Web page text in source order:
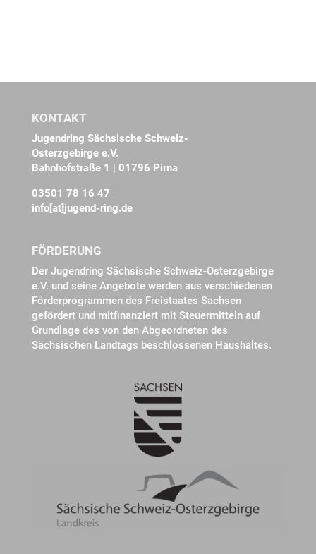
KONTAKT
Jugendring Sächsische Schweiz-
Osterzgebirge e.V.
Bahnhofstraße 1 | 01796 Pirna
03501 78 16 47
info[at]jugend-ring.de
FÖRDERUNG
Der Jugendring Sächsische Schweiz-Osterzgebirge
e.V. und seine Angebote werden aus verschiedenen
Förderprogrammen des Freistaates Sachsen
gefördert und mitfinanziert mit Steuermitteln auf
Grundlage des von den Abgeordneten des
Sächsischen Landtags beschlossenen Haushaltes.